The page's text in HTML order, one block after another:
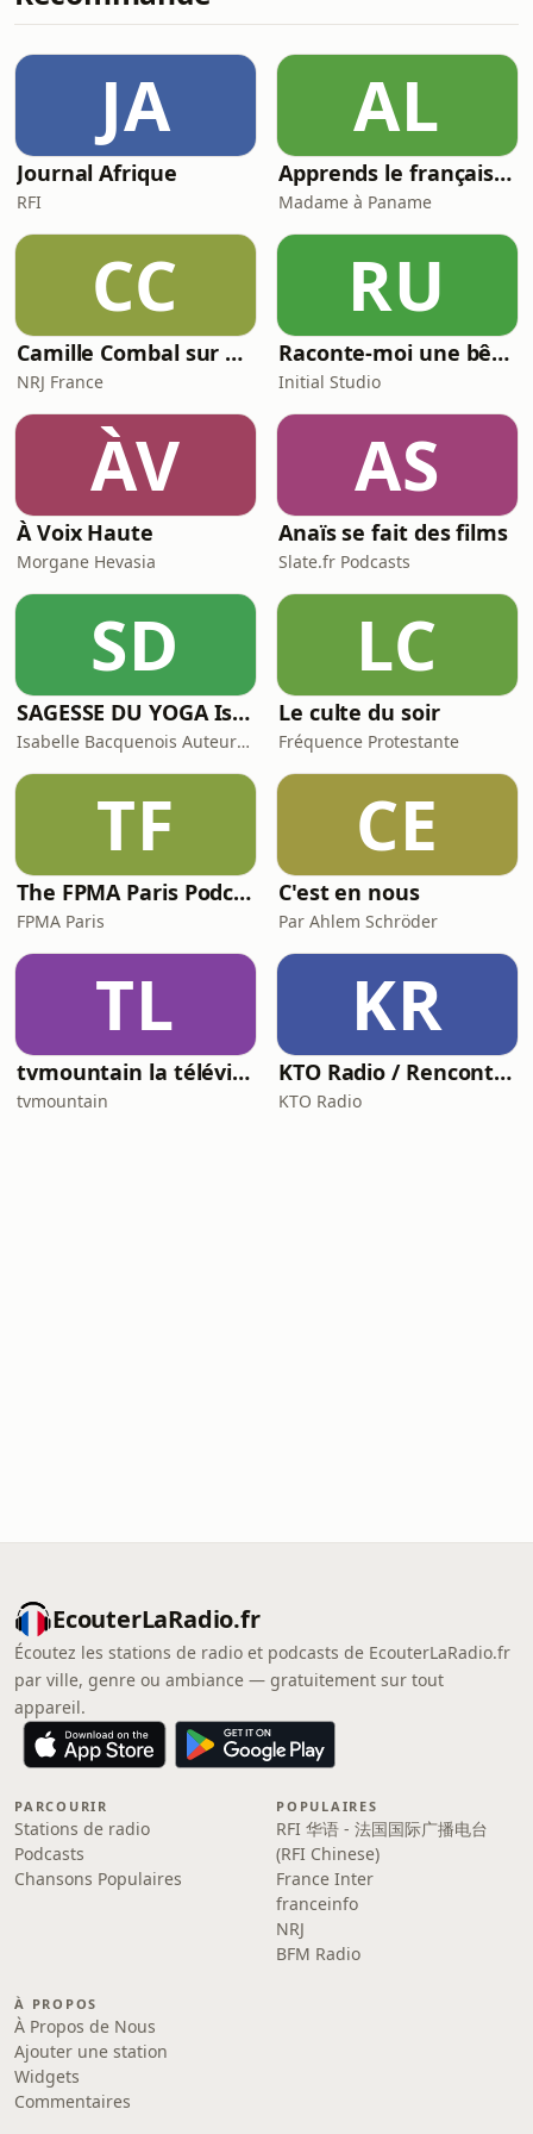
(Salamèche, Ronflex, Bulbizarre...).Il
traducteur et les dessous de ce
métier méconnu dans l'univers du jeu
vidéo et du
JA
Journal Afrique
RFI
AL
Apprends le français avec Madame à Paname (French Podcast)
Madame à Paname
CC
Camille Combal sur NRJ
NRJ France
RU
Raconte-moi une bêtise
Initial Studio
ÀV
À Voix Haute
Morgane Hevasia
AS
Anaïs se fait des films
Slate.fr Podcasts
SD
SAGESSE DU YOGA Isabelle Bacquenois Auteure Yogini
Isabelle Bacquenois Auteure & Yogini
LC
Le culte du soir
Fréquence Protestante
TF
The FPMA Paris Podcast
FPMA Paris
CE
C'est en nous
Par Ahlem Schröder
TL
tvmountain la télévision montagne alpinisme ski de randonnée sur le web basée au Pays du Mont-Blanc
tvmountain
KR
KTO Radio / Rencontre avec
KTO Radio
EcouterLaRadio.fr
Écoutez les stations de radio et podcasts de EcouterLaRadio.fr
par ville, genre ou ambiance — gratuitement sur tout
appareil.
PARCOURIR
Stations de radio
Podcasts
Chansons Populaires
POPULAIRES
RFI 华语 - 法国国际广播电台
(RFI Chinese)
France Inter
franceinfo
NRJ
BFM Radio
À PROPOS
À Propos de Nous
Ajouter une station
Widgets
Commentaires